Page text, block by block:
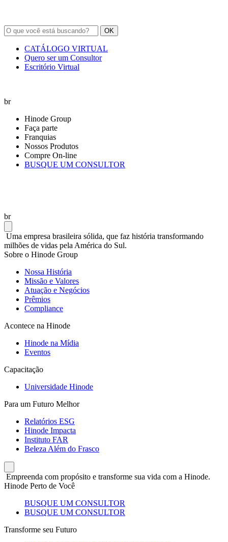
OK
CATÁLOGO VIRTUAL
Quero ser um Consultor
Escritório Virtual
br
Hinode Group
Faça parte
Franquias
Nossos Produtos
Compre On-line
BUSQUE UM CONSULTOR
br
Uma empresa brasileira sólida, que faz história transformando
milhões de vidas pela América do Sul.
Sobre o Hinode Group
Nossa História
Missão e Valores
Atuação e Negócios
Prêmios
Compliance
Acontece na Hinode
Hinode na Mídia
Eventos
Capacitação
Universidade Hinode
Para um Futuro Melhor
Relatórios ESG
Hinode Impacta
Instituto FAR
Beleza Além do Frasco
Empreenda com propósito e transforme sua vida com a Hinode.
Hinode Perto de Você
BUSQUE UM CONSULTOR
BUSQUE UM CONSULTOR
Transforme seu Futuro